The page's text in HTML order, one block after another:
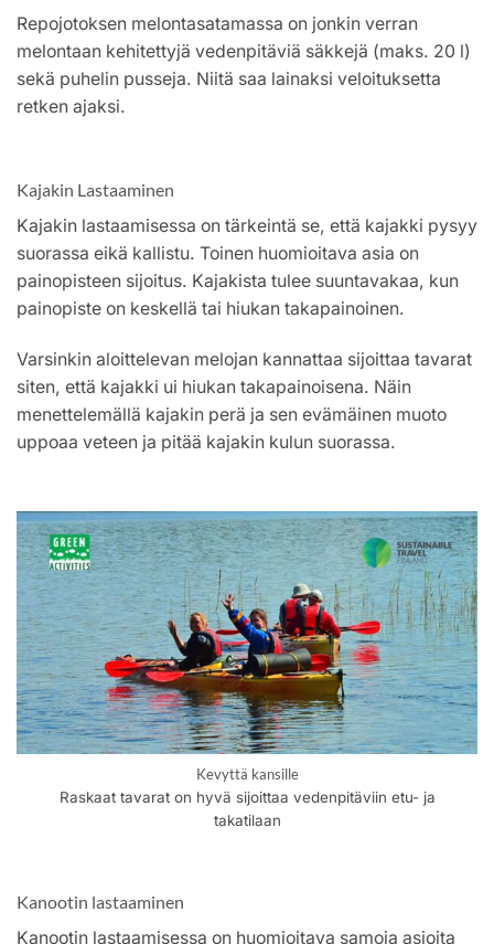
Repojotoksen melontasatamassa on jonkin verran
melontaan kehitettyjä vedenpitäviä säkkejä (maks. 20 l)
sekä puhelin pusseja. Niitä saa lainaksi veloituksetta
retken ajaksi.
Kajakin Lastaaminen
Kajakin lastaamisessa on tärkeintä se, että kajakki pysyy
suorassa eikä kallistu. Toinen huomioitava asia on
painopisteen sijoitus. Kajakista tulee suuntavakaa, kun
painopiste on keskellä tai hiukan takapainoinen.
Varsinkin aloittelevan melojan kannattaa sijoittaa tavarat
siten, että kajakki ui hiukan takapainoisena. Näin
menettelemällä kajakin perä ja sen evämäinen muoto
uppoaa veteen ja pitää kajakin kulun suorassa.
Kevyttä kansille
Raskaat tavarat on hyvä sijoittaa vedenpitäviin etu- ja
takatilaan
Kanootin lastaaminen
Kanootin lastaamisessa on huomioitava samoja asioita